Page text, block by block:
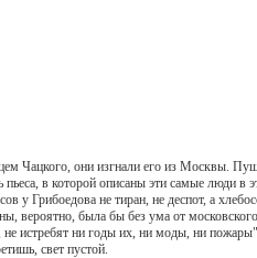
они изгнали его из Москвы.
в которой описаны эти самые люди
у Грибоедова не тиран, не деспот, а
вероятно, была бы без ума от
истребят ни годы их, ни моды, ни
свет пустой.